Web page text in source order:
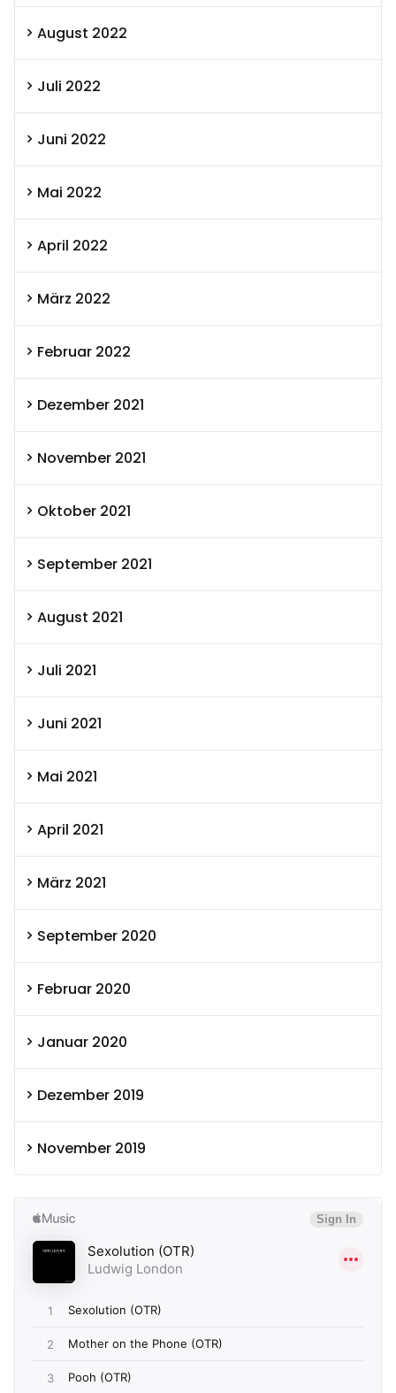
August 2022
Juli 2022
Juni 2022
Mai 2022
April 2022
März 2022
Februar 2022
Dezember 2021
November 2021
Oktober 2021
September 2021
August 2021
Juli 2021
Juni 2021
Mai 2021
April 2021
März 2021
September 2020
Februar 2020
Januar 2020
Dezember 2019
November 2019